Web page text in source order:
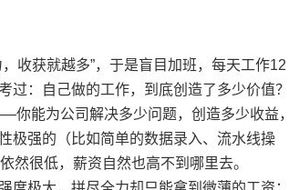
收获就越多”，于是盲目加班，每天工作12
：自己做的工作，到底创造了多少价值？
你能为公司解决多少问题，创造多少收益，
极强的（比如简单的数据录入、流水线操
然很低，薪资自然也高不到哪里去。